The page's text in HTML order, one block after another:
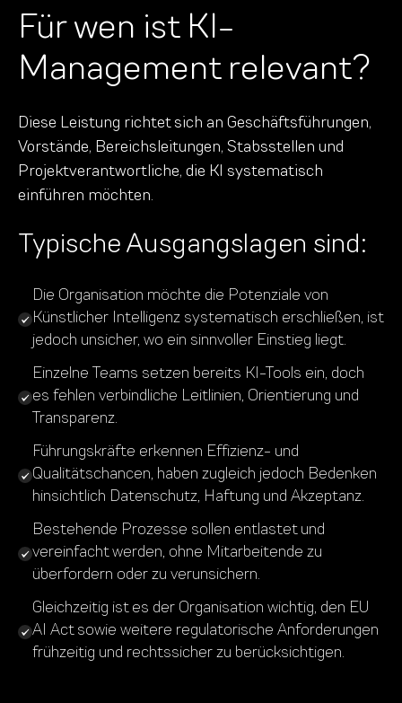
Für wen ist KI-
Management relevant?
Diese Leistung richtet sich an Geschäftsführungen,
Vorstände, Bereichsleitungen, Stabsstellen und
Projektverantwortliche, die KI systematisch
einführen möchten.
Typische Ausgangslagen sind:
Die Organisation möchte die Potenziale von
Künstlicher Intelligenz systematisch erschließen, ist
jedoch unsicher, wo ein sinnvoller Einstieg liegt.
Einzelne Teams setzen bereits KI-Tools ein, doch
es fehlen verbindliche Leitlinien, Orientierung und
Transparenz.
Führungskräfte erkennen Effizienz- und
Qualitätschancen, haben zugleich jedoch Bedenken
hinsichtlich Datenschutz, Haftung und Akzeptanz.
Bestehende Prozesse sollen entlastet und
vereinfacht werden, ohne Mitarbeitende zu
überfordern oder zu verunsichern.
Gleichzeitig ist es der Organisation wichtig, den EU
AI Act sowie weitere regulatorische Anforderungen
frühzeitig und rechtssicher zu berücksichtigen.